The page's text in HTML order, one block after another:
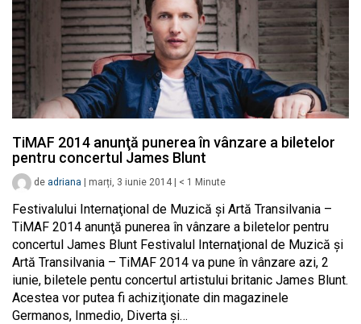
TiMAF 2014 anunţă punerea în vânzare a biletelor
pentru concertul James Blunt
de adriana marți, 3 iunie 2014 < 1 Minute
Festivalului Internaţional de Muzică şi Artă Transilvania –
TiMAF 2014 anunţă punerea în vânzare a biletelor pentru
concertul James Blunt Festivalul Internaţional de Muzică şi
Artă Transilvania – TiMAF 2014 va pune în vânzare azi, 2
iunie, biletele pentu concertul artistului britanic James Blunt.
Acestea vor putea fi achiziţionate din magazinele
Germanos, Inmedio, Diverta şi…